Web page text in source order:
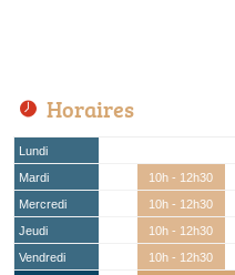
Horaires
Lundi
Mardi
10h - 12h30
Mercredi
10h - 12h30
Jeudi
10h - 12h30
Vendredi
10h - 12h30